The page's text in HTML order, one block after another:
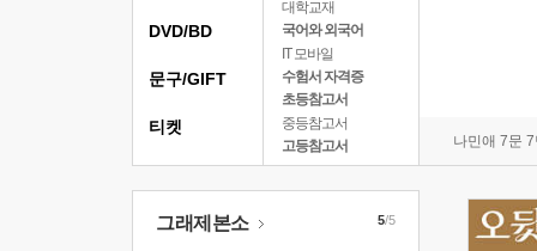
대학교재
국어와 외국어
IT 모바일
수험서 자격증
초등참고서
중등참고서
고등참고서
나민애 7문
DVD/BD
문구/GIFT
티켓
그래제본소 5/5